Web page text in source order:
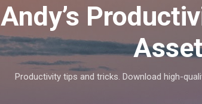
Andy’s
Productivity tips and tricks. Download high-